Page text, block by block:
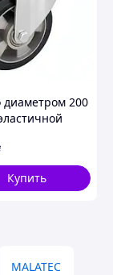
диаметром 200
средней
(500 кг)
Купить
MALATEC